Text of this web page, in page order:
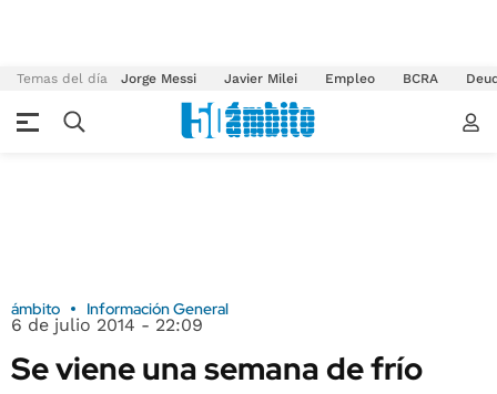
Temas del día Jorge Messi Javier Milei Empleo BCRA
ámbito Información General
6 de julio 2014 - 22:09
Se viene una semana de frío